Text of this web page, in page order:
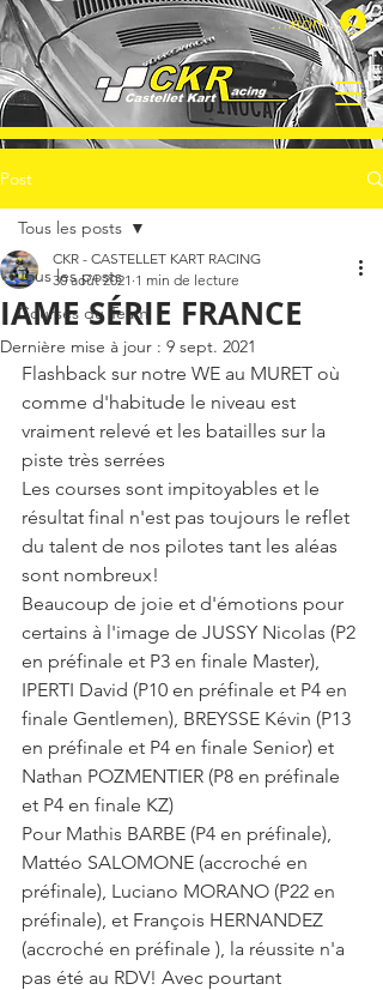
Connexion
Post
Tous les posts
Courses du Team
Tous les posts
IAME SÉRIE FRANCE
CKR - CASTELLET KART RACING
30 août 2021 1 min de lecture
Dernière mise à jour : 9 sept. 2021
Flashback sur notre WE au MURET où
comme d'habitude le niveau est
vraiment relevé et les batailles sur la
piste très serrées
Les courses sont impitoyables et le
résultat final n'est pas toujours le reflet
du talent de nos pilotes tant les aléas
sont nombreux!
Beaucoup de joie et d'émotions pour
certains à l'image de JUSSY Nicolas (P2
en préfinale et P3 en finale Master),
IPERTI David (P10 en préfinale et P4 en
finale Gentlemen), BREYSSE Kévin (P13
en préfinale et P4 en finale Senior) et
Nathan POZMENTIER (P8 en préfinale
et P4 en finale KZ)
Pour Mathis BARBE (P4 en préfinale),
Mattéo SALOMONE (accroché en
préfinale), Luciano MORANO (P22 en
préfinale), et François HERNANDEZ
(accroché en préfinale ), la réussite n'a
pas été au RDV! Avec pourtant